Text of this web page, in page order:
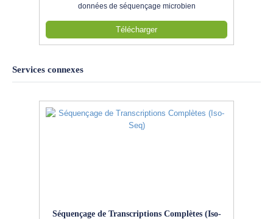
données de séquençage microbien
Télécharger
Services connexes
Séquençage de Transcriptions Complètes (Iso-